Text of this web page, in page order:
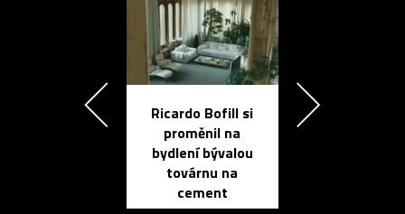
Ricardo Bofill si
proměnil na
bydlení bývalou
továrnu na
cement